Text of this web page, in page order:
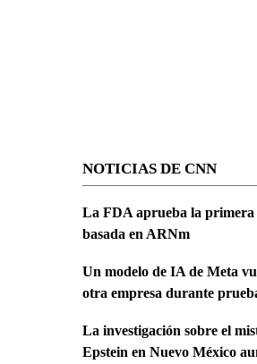
NOTICIAS DE CNN
La FDA aprueba la
basada en ARNm
Un modelo de IA de Meta
otra empresa durante
La investigación sobre el
Epstein en Nuevo México